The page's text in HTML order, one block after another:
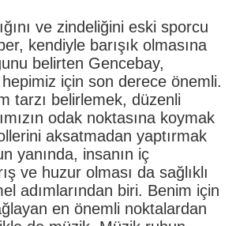
ve zindeliğini eski sporcu
kendiyle barışık olmasına
belirten Gencebay,
hepimiz için son derece önemli.
tarzı belirlemek, düzenli
odak noktasına koymak
aksatmadan yaptırmak
yanında, insanın iç
ve huzur olması da sağlıklı
adımlarından biri. Benim için
en önemli noktalardan